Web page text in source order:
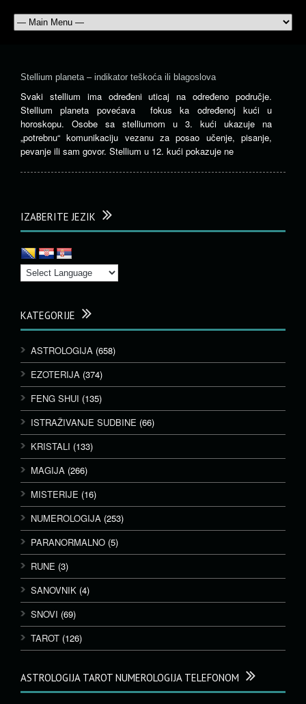
Stellium planeta – indikator teškoća ili blagoslova
Svaki stellium ima određeni uticaj na određeno područje.
Stellium planeta povećava fokus ka određenoj kući u
horoskopu. Osobe sa stelliumom u 3. kući ukazuje na
„potrebnu“ komunikaciju vezanu za posao učenje, pisanje,
pevanje ili sam govor. Stellium u 12. kući pokazuje ne
IZABERITE JEZIK
KATEGORIJE
ASTROLOGIJA (658)
EZOTERIJA (374)
FENG SHUI (135)
ISTRAŽIVANJE SUDBINE (66)
KRISTALI (133)
MAGIJA (266)
MISTERIJE (16)
NUMEROLOGIJA (253)
PARANORMALNO (5)
RUNE (3)
SANOVNIK (4)
SNOVI (69)
TAROT (126)
ASTROLOGIJA TAROT NUMEROLOGIJA TELEFONOM